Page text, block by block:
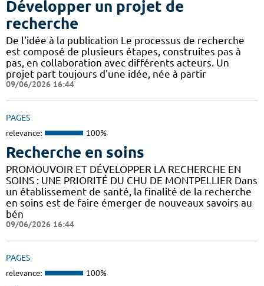
Développer un projet de
recherche
De l'idée à la publication Le processus de recherche
est composé de plusieurs étapes, construites pas à
pas, en collaboration avec différents acteurs. Un
projet part toujours d'une idée, née à partir
09/06/2026 16:44
PAGES
relevance: 100%
Recherche en soins
PROMOUVOIR ET DÉVELOPPER LA RECHERCHE EN
SOINS : UNE PRIORITÉ DU CHU DE MONTPELLIER Dans
un établissement de santé, la finalité de la recherche
en soins est de faire émerger de nouveaux savoirs au
bén
09/06/2026 16:44
PAGES
relevance: 100%